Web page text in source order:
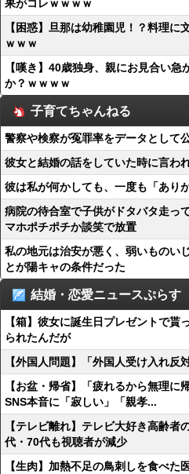
果がコレｗｗｗｗ
【困惑】旦那は幼稚園児！？料理に
ｗｗｗ
【嘆き】40歳独身、親にお見合い
か？ｗｗｗｗ
子育てちゃんねる
警察や検察が冤罪率をデータとして
彼女と結婚の話をしていた時に言わ
彼は私が何かしても、一度も「あり
病院の待合室で子供がドタバタ走っ
マホポチポチか談笑で放置
私の地元は治安が悪く、弱いものい
とが陽キャの条件だった
結婚・恋愛ニュースぷらす
【箱】彼女に誕生日プレゼントで貰
られたんだが
【外国人問題】「外国人受け入れ
【お盆・帰省】「疲れるから無理
SNS本音に「寂しい」「親孝...
【テレビ離れ】テレビ大好き高齢
代・70代も視聴者が減少
【生肉】加熱不足の鳥刺しを食べ